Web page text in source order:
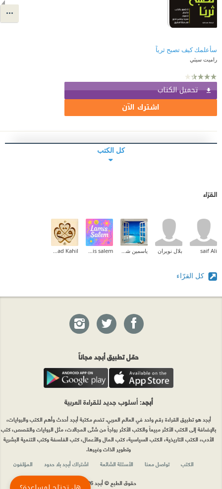
سأعلمك كيف تصبح ثرياً
راميت سيثي
تحميل الكتاب
اشترك الآن
كل الكتب
القرّاء
saif Ali بلال نويران
كل القرّاء
حمّل تطبيق أبجد مجاناً
أبجد: أسلوب جديد للقراءة العربية
أبجد هو تطبيق القراءة رقم واحد في العالم العربي. تضم مكتبة أبجد أحدث وأهم الكتب والروايات،
بالإضافة إلى الكتب الأكثر مبيعاً والكتب الأكثر رواجاً من شتّى المجالات، مثل الروايات والقصص، كتب
الأدب، الكتب التاريخية، الكتب السياسية، كتب المال والأعمال، كتب الفلسفة وكتب التنمية البشرية
وتطوير الذات وغيرها.
الكتب
تواصل معنا الأسئلة الشائعة اشتراك أبجد بلا حدود
المؤلفون
حقوق الطبع © أبجد 2026